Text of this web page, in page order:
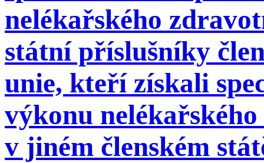
nelékařského
státní příslušníky
unie, kteří získali
výkonu
v jiném členském